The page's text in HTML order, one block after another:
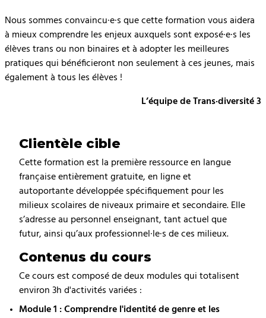
Nous sommes convaincu·e·s que cette formation vous aidera
à mieux comprendre les enjeux auxquels sont exposé·e·s les
élèves trans ou non binaires et à adopter les meilleures
pratiques qui bénéficieront non seulement à ces jeunes, mais
également à tous les élèves !
L’équipe de Trans·diversité 3
Clientèle cible
Cette formation est la première ressource en langue
française entièrement gratuite, en ligne et
autoportante développée spécifiquement pour les
milieux scolaires de niveaux primaire et secondaire. Elle
s’adresse au personnel enseignant, tant actuel que
futur, ainsi qu’aux professionnel·le·s de ces milieux.
Contenus du cours
Ce cours est composé de deux modules qui totalisent
environ 3h d'activités variées :
Module 1 : Comprendre l'identité de genre et les